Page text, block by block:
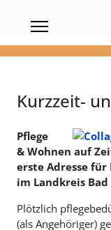
Kurzzeit-
Pflege
& Wohnen auf
erste Adresse für
im Landkreis Bad
Plötzlich
(als Angehöriger)